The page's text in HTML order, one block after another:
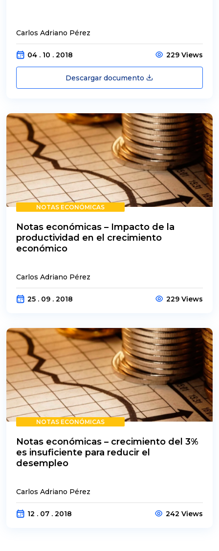
Carlos Adriano Pérez
04 . 10 . 2018 229 Views
Descargar documento
NOTAS ECONÓMICAS
Notas económicas – Impacto de la
productividad en el crecimiento
económico
Carlos Adriano Pérez
25 . 09 . 2018 229 Views
NOTAS ECONÓMICAS
Notas económicas – crecimiento del 3%
es insuficiente para reducir el
desempleo
Carlos Adriano Pérez
12 . 07 . 2018 242 Views